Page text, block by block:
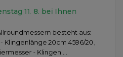
11. 8. bei Ihnen
besteht aus:
Klingenlänge 20cm 4596/20,
- Klingenl...